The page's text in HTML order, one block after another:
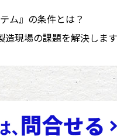
ム』の条件とは？
現場の課題を解決します